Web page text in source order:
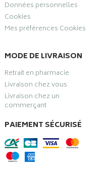
Données personnelles
Cookies
Mes préférences Cookies
MODE DE LIVRAISON
Retrait en pharmacie
Livraison chez vous
Livraison chez un
commerçant
PAIEMENT SÉCURISÉ